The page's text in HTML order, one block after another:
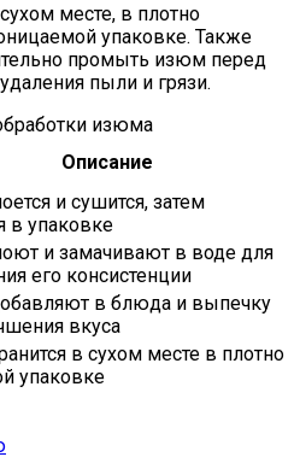
месте, в плотно
упаковке. Также
промыть изюм перед
пыли и грязи.
изюма
Описание
и сушится, затем
в упаковке
и замачивают в воде для
его консистенции
в блюда и выпечку
вкуса
в сухом месте в плотно
упаковке